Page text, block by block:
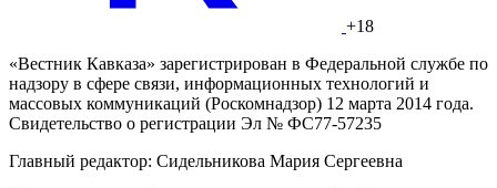
+18
«Вестник Кавказа» зарегистрирован в Федеральной службе по
надзору в сфере связи, информационных технологий и
массовых коммуникаций (Роскомнадзор) 12 марта 2014 года.
Свидетельство о регистрации Эл № ФС77-57235
Главный редактор: Сидельникова Мария Сергеевна